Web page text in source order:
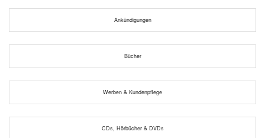
Ankündigungen
Bücher
Werben & Kundenpflege
CDs, Hörbücher & DVDs